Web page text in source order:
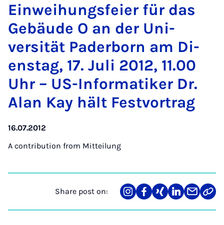
Ein­wei­hungs­fei­er für das
Ge­bäude O an der Uni­
versität Pader­born am Di­
en­stag, 17. Ju­li 2012, 11.00
Uhr – US-In­form­atiker Dr.
Alan Kay hält Festvor­trag
16.07.2012
A contribution from Mitteilung
Share post on:
Share
on
Teilen
auf
Teilen
auf
Teilen
auf
Teilen
über
Link